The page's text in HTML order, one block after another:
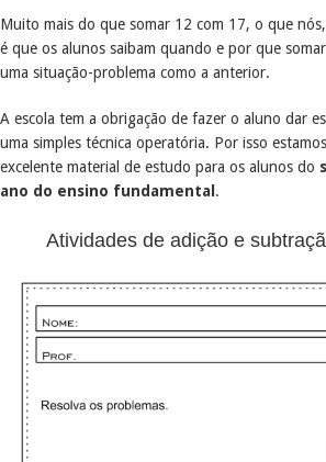
Muito mais do que somar 12 com 17, o que
é que os alunos saibam quando e por que
uma situação-problema como a anterior.
A escola tem a obrigação de fazer o aluno dar
uma simples técnica operatória. Por isso
excelente material de estudo para os alunos do
ano do ensino fundamental .
Atividades de adição e